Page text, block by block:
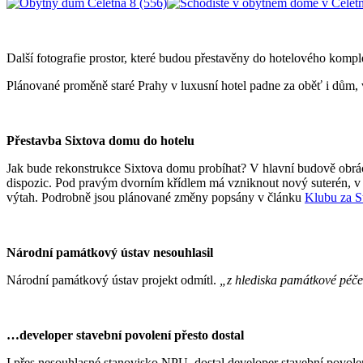
Další fotografie prostor, které budou přestavěny do hotelového
Plánované proměně staré Prahy v luxusní hotel padne za oběť i
Přestavba Sixtova domu do hotelu
Jak bude rekonstrukce Sixtova domu probíhat? V hlavní budově
dispozic. Pod pravým dvorním křídlem má vzniknout nový suterén,
výtah. Podrobně jsou plánované změny popsány v článku Klubu za
Národní památkový ústav nesouhlasil
Národní památkový ústav projekt odmítl.
„z hlediska památkové
…developer stavební povolení přesto dostal